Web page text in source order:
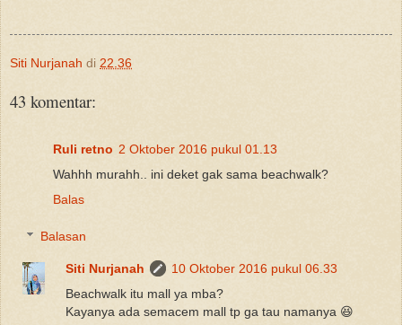
Siti Nurjanah di 22.36
43 komentar:
Ruli retno 2 Oktober 2016 pukul 01.13
Wahhh murahh.. ini deket gak sama beachwalk?
Balas
Balasan
Siti Nurjanah
10 Oktober 2016 pukul 06.33
Beachwalk itu mall ya mba?
Kayanya ada semacem mall tp ga tau namanya 😆